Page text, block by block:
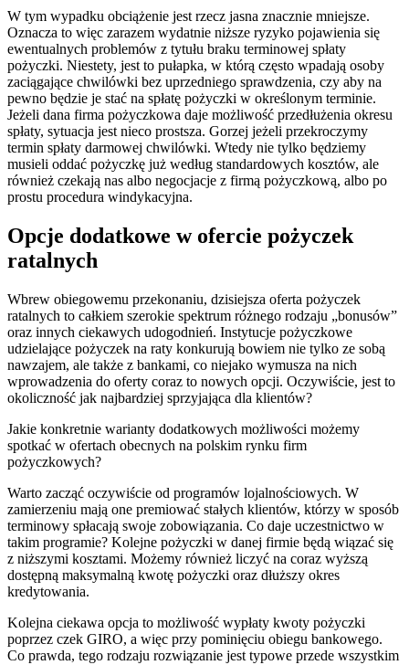
W tym wypadku obciążenie jest rzecz jasna znacznie mniejsze.
Oznacza to więc zarazem wydatnie niższe ryzyko pojawienia się
ewentualnych problemów z tytułu braku terminowej spłaty
pożyczki. Niestety, jest to pułapka, w którą często wpadają osoby
zaciągające chwilówki bez uprzedniego sprawdzenia, czy aby na
pewno będzie je stać na spłatę pożyczki w określonym terminie.
Jeżeli dana firma pożyczkowa daje możliwość przedłużenia okresu
spłaty, sytuacja jest nieco prostsza. Gorzej jeżeli przekroczymy
termin spłaty darmowej chwilówki. Wtedy nie tylko będziemy
musieli oddać pożyczkę już według standardowych kosztów, ale
również czekają nas albo negocjacje z firmą pożyczkową, albo po
prostu procedura windykacyjna.
Opcje dodatkowe w ofercie pożyczek
ratalnych
Wbrew obiegowemu przekonaniu, dzisiejsza oferta pożyczek
ratalnych to całkiem szerokie spektrum różnego rodzaju „bonusów”
oraz innych ciekawych udogodnień. Instytucje pożyczkowe
udzielające pożyczek na raty konkurują bowiem nie tylko ze sobą
nawzajem, ale także z bankami, co niejako wymusza na nich
wprowadzenia do oferty coraz to nowych opcji. Oczywiście, jest to
okoliczność jak najbardziej sprzyjająca dla klientów?
Jakie konkretnie warianty dodatkowych możliwości możemy
spotkać w ofertach obecnych na polskim rynku firm
pożyczkowych?
Warto zacząć oczywiście od programów lojalnościowych. W
zamierzeniu mają one premiować stałych klientów, którzy w sposób
terminowy spłacają swoje zobowiązania. Co daje uczestnictwo w
takim programie? Kolejne pożyczki w danej firmie będą wiązać się
z niższymi kosztami. Możemy również liczyć na coraz wyższą
dostępną maksymalną kwotę pożyczki oraz dłuższy okres
kredytowania.
Kolejna ciekawa opcja to możliwość wypłaty kwoty pożyczki
poprzez czek GIRO, a więc przy pominięciu obiegu bankowego.
Co prawda, tego rodzaju rozwiązanie jest typowe przede wszystkim